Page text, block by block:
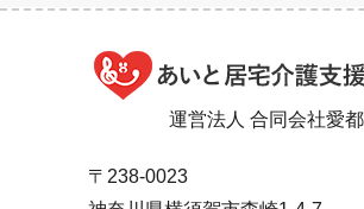
運営法人 合同会社愛都
〒238-0023